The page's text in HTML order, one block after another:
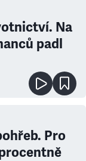
Na
padl
Pro